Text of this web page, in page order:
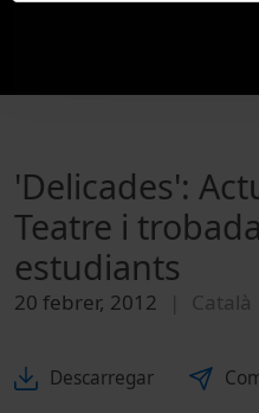
'Delicades':
Teatre i
estudiants
20 febrer, 2012 Català
Descarregar